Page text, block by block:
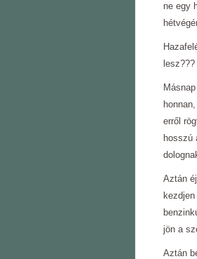
ne egy
erről
hosszú
Aztán
jön a
Aztán